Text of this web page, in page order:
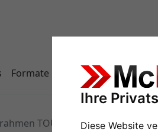
Ihre
Diese Website
Formate
TOUCHWOOD ART 48